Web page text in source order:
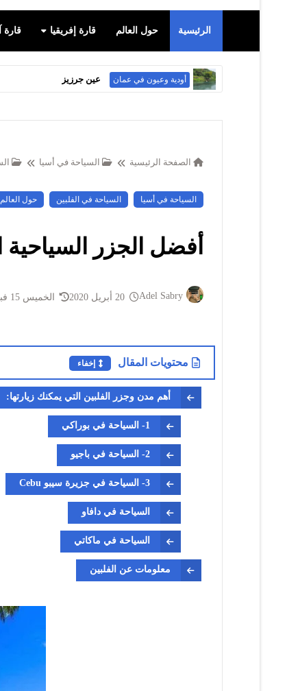
الرئيسية حول العالم قارة إفريقيا قارة
أودية وعيون في عمان عين جرزيز
الصفحة الرئيسية السياحة في أسيا
السياحة في أسيا السياحة في الفلبين حول العالم
أفضل الجزر السياحية
Adel Sabry 20 أبريل 2020 الخميس 15 فبراير 2024
محتويات المقال إخفاء
أهم مدن وجزر الفلبين التي يمكنك زيارتها:
1- السياحة في بوراكي
2- السياحة في باجيو
3- السياحة في جزيرة سيبو Cebu
السياحة في دافاو
السياحة في ماكاتي
معلومات عن الفلبين